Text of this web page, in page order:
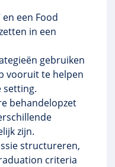
en een Food
in een
gebruiken
vooruit te helpen
setting.
behandelopzet
zijn.
structureren,
criteria